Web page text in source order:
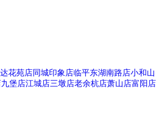
花苑店同城印象店临平东湖南路店小和山
九堡店江城店三墩店老余杭店萧山店富阳店